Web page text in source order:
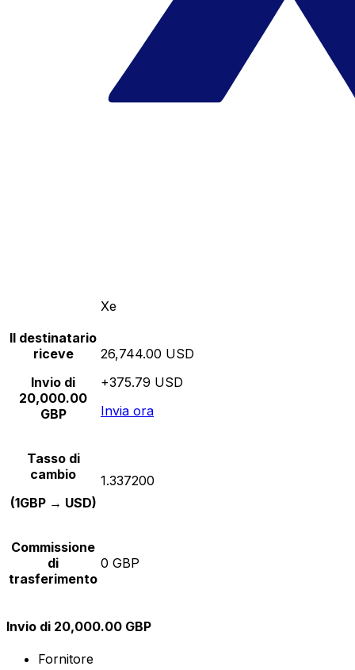
Xe
Il destinatario
riceve
Invio di
20,000.00
GBP
26,744.00 USD
+375.79 USD
Invia ora
Tasso di
cambio
(1GBP → USD)
1.337200
Commissione
di
trasferimento
0 GBP
Invio di 20,000.00 GBP
Fornitore